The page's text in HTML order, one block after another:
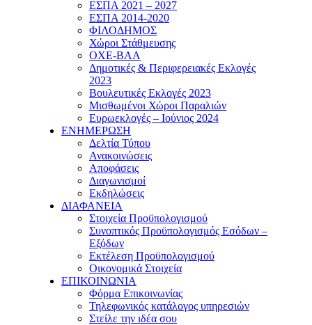
ΕΣΠΑ 2021 – 2027
ΕΣΠΑ 2014-2020
ΦΙΛΟΔΗΜΟΣ
Χώροι Στάθμευσης
ΟΧΕ-ΒΑΑ
Δημοτικές & Περιφερειακές Εκλογές
2023
Βουλευτικές Εκλογές 2023
Μισθωμένοι Χώροι Παραλιών
Ευρωεκλογές – Ιούνιος 2024
ΕΝΗΜΕΡΩΣΗ
Δελτία Τύπου
Ανακοινώσεις
Αποφάσεις
Διαγωνισμοί
Εκδηλώσεις
ΔΙΑΦΑΝΕΙΑ
Στοιχεία Προϋπολογισμού
Συνοπτικός Προϋπολογισμός Εσόδων –
Εξόδων
Εκτέλεση Προϋπολογισμού
Οικονομικά Στοιχεία
ΕΠΙΚΟΙΝΩΝΙΑ
Φόρμα Επικοινωνίας
Τηλεφωνικός κατάλογος υπηρεσιών
Στείλε την ιδέα σου